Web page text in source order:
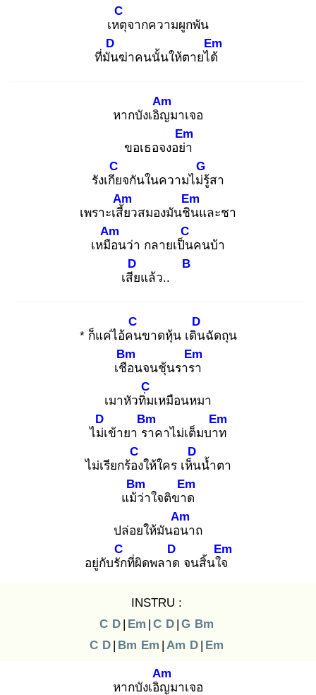
เหตุ
C
จากความผูกพัน
ที่มัน
D
ฆ่าคนนั้นให้ตายได้
Em
หากบังเอิญ
Am
มาเจอ
ขอเธอจงอย่า
Em
รังเกีย
C
จกันในความไม่รู้
G
สา
เพราะเสี้ย
Am
วสมองมันชิน
Em
และชา
เหมือ
Am
นว่า กลายเป็น
C
คนบ้า
เสีย
D
แล้ว..
B
* ก็แค่ไอ้คน
C
ขาดหุ้น เดิน
D
ฉัดถุน
เชือ
Bm
นจนชุ้นรารา
Em
เมาหัวทิ่ม
C
เหมือนหมา
ไม่เ
D
ข้ายา รา
Bm
คาไม่เต็มบาท
Em
ไม่เรียกร้อง
C
ให้ใคร เห็น
D
น้ำตา
แม้ว่
Bm
าใจติขาด
Em
ปล่อยให้มันอน
Am
าถ
อยู่กับรัก
C
ที่ผิดพลาด
D
จนสิ้นใจ
Em
INSTRU :
C D | Em | C D | G Bm
C D | Bm Em | Am D | Em
หากบังเอิญ
Am
มาเจอ